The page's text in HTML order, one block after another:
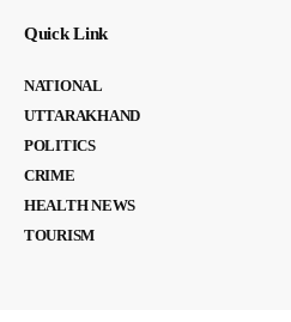
Quick Link
NATIONAL
UTTARAKHAND
POLITICS
CRIME
HEALTH NEWS
TOURISM